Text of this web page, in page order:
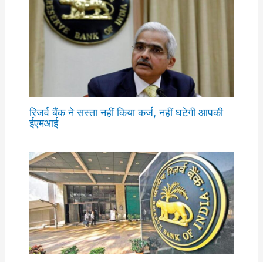
रिजर्व बैंक ने सस्ता नहीं किया कर्ज, नहीं घटेगी आपकी
ईएमआई